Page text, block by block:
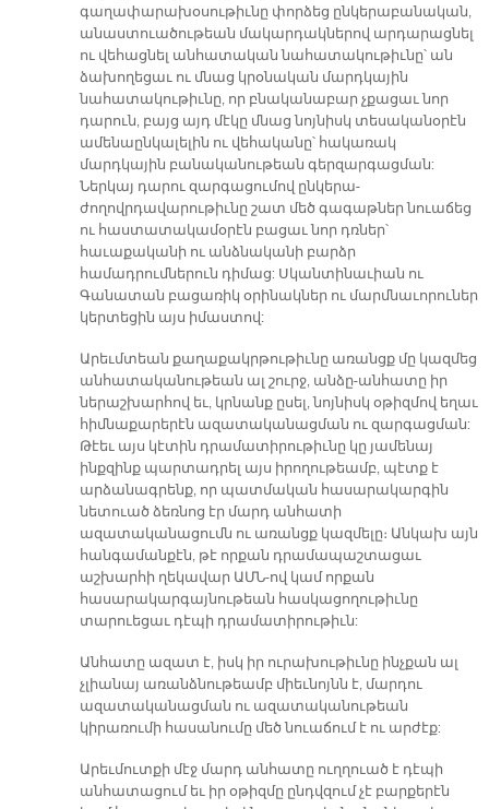
գաղափարախօսութիւնը փորձեց ընկերաբանական,
անաստուածութեան մակարդակներով արդարացնել
ու վեհացնել անհատական նահատակութիւնը՝ ան
ձախողեցաւ ու մնաց կրօնական մարդկային
նահատակութիւնը, որ բնականաբար չքացաւ նոր
դարուն, բայց այդ մէկը մնաց նոյնիսկ տեսականօրէն
ամենաընկալելին ու վեհականը՝ հակառակ
մարդկային բանականութեան գերզարգացման:
Ներկայ դարու զարգացումով ընկերա-
ժողովրդավարութիւնը շատ մեծ գագաթներ նուաճեց
ու հաստատակամօրէն բացաւ նոր դռներ՝
հաւաքականի ու անձնականի բարձր
համադրումներուն դիմաց: Սկանտինաւիան ու
Գանատան բացառիկ օրինակներ ու մարմնաւորուներ
կերտեցին այս իմաստով:
Արեւմտեան քաղաքակրթութիւնը առանցք մը կազմեց
անհատականութեան ալ շուրջ, անձը-անհատը իր
ներաշխարհով եւ, կրնանք ըսել, նոյնիսկ օթիզմով եղաւ
հիմնաքարերէն ազատականացման ու զարգացման:
Թէեւ այս կէտին դրամատիրութիւնը կը յամենայ
ինքզինք պարտադրել այս իրողութեամբ, պէտք է
արձանագրենք, որ պատմական հասարակարգին
նետուած ձեռնոց էր մարդ անհատի
ազատականացումն ու առանցք կազմելը։ Անկախ այն
հանգամանքէն, թէ որքան դրամապաշտացաւ
աշխարհի ղեկավար ԱՄՆ-ով կամ որքան
հասարակարգայնութեան հասկացողութիւնը
տարուեցաւ դէպի դրամատիրութիւն:
Անհատը ազատ է, իսկ իր ուրախութիւնը ինչքան ալ
չլիանայ առանձնութեամբ միեւնոյնն է, մարդու
ազատականացման ու ազատականութեան
կիրառումի հասանումը մեծ նուաճում է ու արժէք:
Արեւմուտքի մէջ մարդ անհատը ուղղուած է դէպի
անհատացում եւ իր օթիզմը ընդվզում չէ բարքերէն